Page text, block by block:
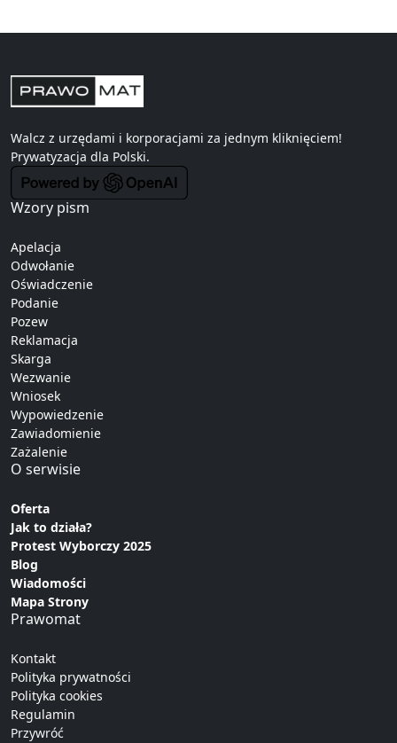
Walcz z urzędami i korporacjami za jednym kliknięciem!
Prywatyzacja dla Polski.
Wzory pism
Apelacja
Odwołanie
Oświadczenie
Podanie
Pozew
Reklamacja
Skarga
Wezwanie
Wniosek
Wypowiedzenie
Zawiadomienie
Zażalenie
O serwisie
Oferta
Jak to działa?
Protest Wyborczy 2025
Blog
Wiadomości
Mapa Strony
Prawomat
Kontakt
Polityka prywatności
Polityka cookies
Regulamin
Przywróć